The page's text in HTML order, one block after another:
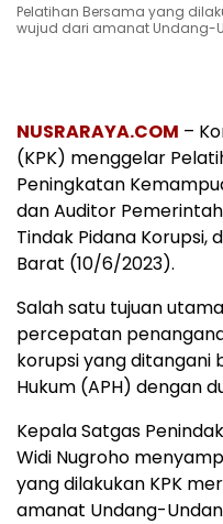
Pelatihan Bersama yang
wujud dari amanat Undang-
NUSRARAYA.COM –
(KPK) menggelar
Peningkatan
dan Auditor
Tindak Pidana Korupsi,
Barat (10/6/2023).
Salah satu tujuan
percepatan
korupsi yang ditangani
Hukum (APH) dengan
Kepala Satgas
Widi Nugroho
yang dilakukan KPK
amanat Undang-